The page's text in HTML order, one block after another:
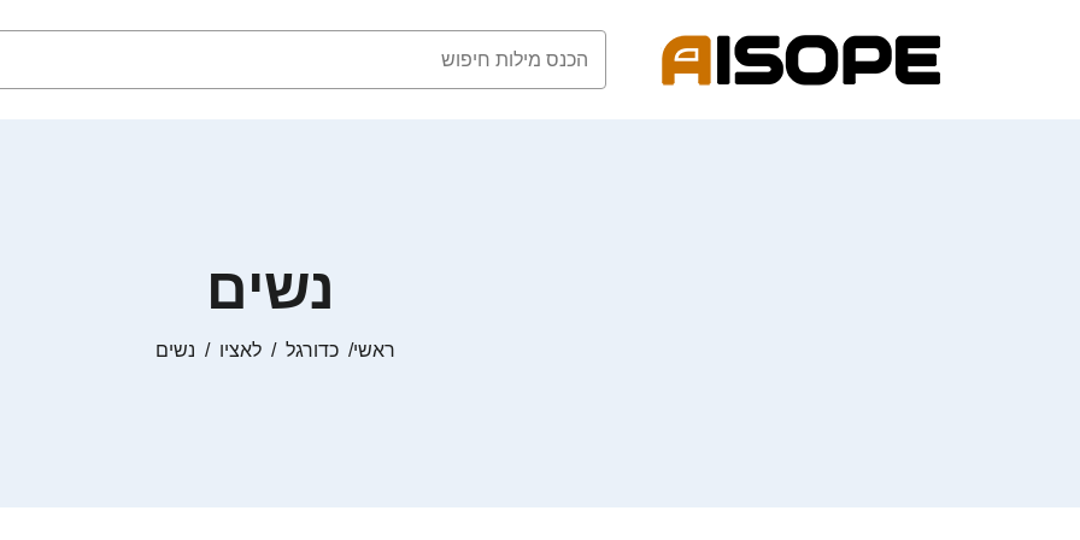
נשים
ראשי כדורגל לאציו נשים